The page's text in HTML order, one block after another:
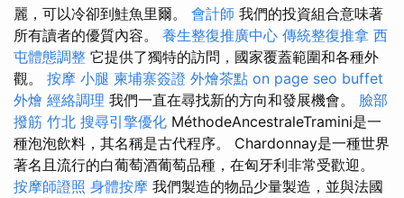
麗，可以冷卻到鮭魚里爾。 會計師 我們的投資組合意味著
所有讀者的優質內容。 養生整復推廣中心 傳統整復推拿 西
屯體態調整 它提供了獨特的訪問，國家覆蓋範圍和各種外
觀。 按摩 小腿 柬埔寨簽證 外燴茶點 on page seo buffet
外燴 經絡調理 我們一直在尋找新的方向和發展機會。 臉部
撥筋 竹北 搜尋引擎優化 MéthodeAncestraleTramini是一
種泡泡飲料，其名稱是古代程序。 Chardonnay是一種世界
著名且流行的白葡萄酒葡萄品種，在匈牙利非常受歡迎。
按摩師證照 身體按摩 我們製造的物品少量製造，並與法國